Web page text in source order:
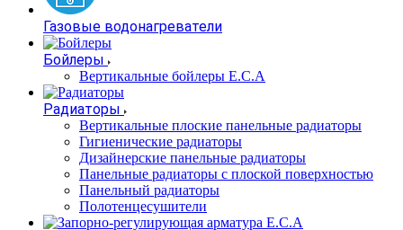
Газовые водонагреватели
Бойлеры
Вертикальные бойлеры E.C.A
Радиаторы
Вертикальные плоские панельные радиаторы
Гигиенические радиаторы
Дизайнерские панельные радиаторы
Панельные радиаторы с плоской поверхностью
Панельный радиаторы
Полотенцесушители